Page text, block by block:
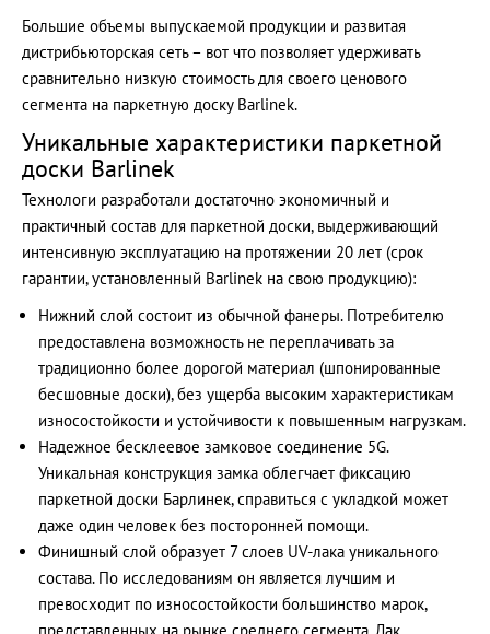
Большие объемы выпускаемой продукции и развитая
дистрибьюторская сеть – вот что позволяет удерживать
сравнительно низкую стоимость для своего ценового
сегмента на паркетную доску Barlinek.
Уникальные характеристики паркетной
доски Barlinek
Технологи разработали достаточно экономичный и
практичный состав для паркетной доски, выдерживающий
интенсивную эксплуатацию на протяжении 20 лет (срок
гарантии, установленный Barlinek на свою продукцию):
Нижний слой состоит из обычной фанеры. Потребителю
предоставлена возможность не переплачивать за
традиционно более дорогой материал (шпонированные
бесшовные доски), без ущерба высоким характеристикам
износостойкости и устойчивости к повышенным нагрузкам.
Надежное бесклеевое замковое соединение 5G.
Уникальная конструкция замка облегчает фиксацию
паркетной доски Барлинек, справиться с укладкой может
даже один человек без посторонней помощи.
Финишный слой образует 7 слоев UV-лака уникального
состава. По исследованиям он является лучшим и
превосходит по износостойкости большинство марок,